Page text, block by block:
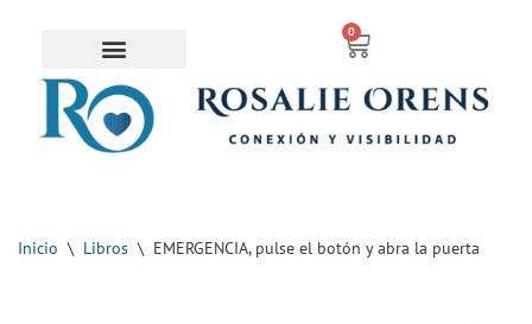
contenido
0
Inicio \ Libros \ EMERGENCIA, pulse el botón y abra la puerta